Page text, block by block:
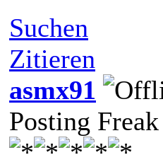
Suchen
Zitieren
asmx91
Posting Freak